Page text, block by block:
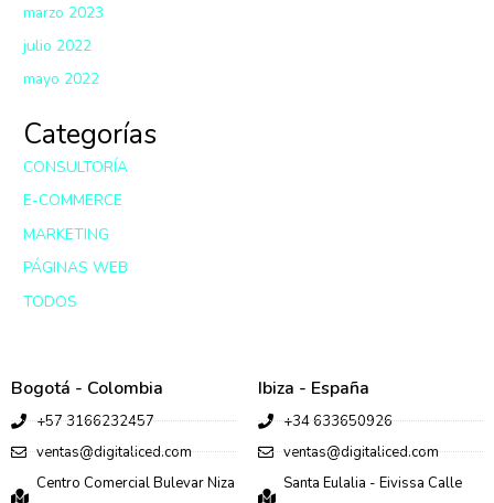
marzo 2023
julio 2022
mayo 2022
Categorías
CONSULTORÍA
E-COMMERCE
MARKETING
PÁGINAS WEB
TODOS
Bogotá - Colombia
+57 3166232457
ventas@digitaliced.com
Centro Comercial Bulevar Niza
Ibiza - España
+34 633650926
ventas@digitaliced.com
Santa Eulalia - Eivissa Calle